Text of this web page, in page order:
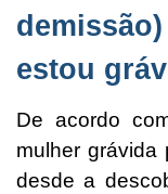
estou
De acordo
mulher grávida
desde a